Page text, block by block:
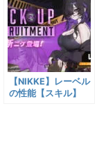
【NIKKE】レーベル
の性能【スキル】